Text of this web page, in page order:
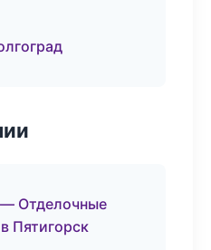
— Отделочные
Пятигорск